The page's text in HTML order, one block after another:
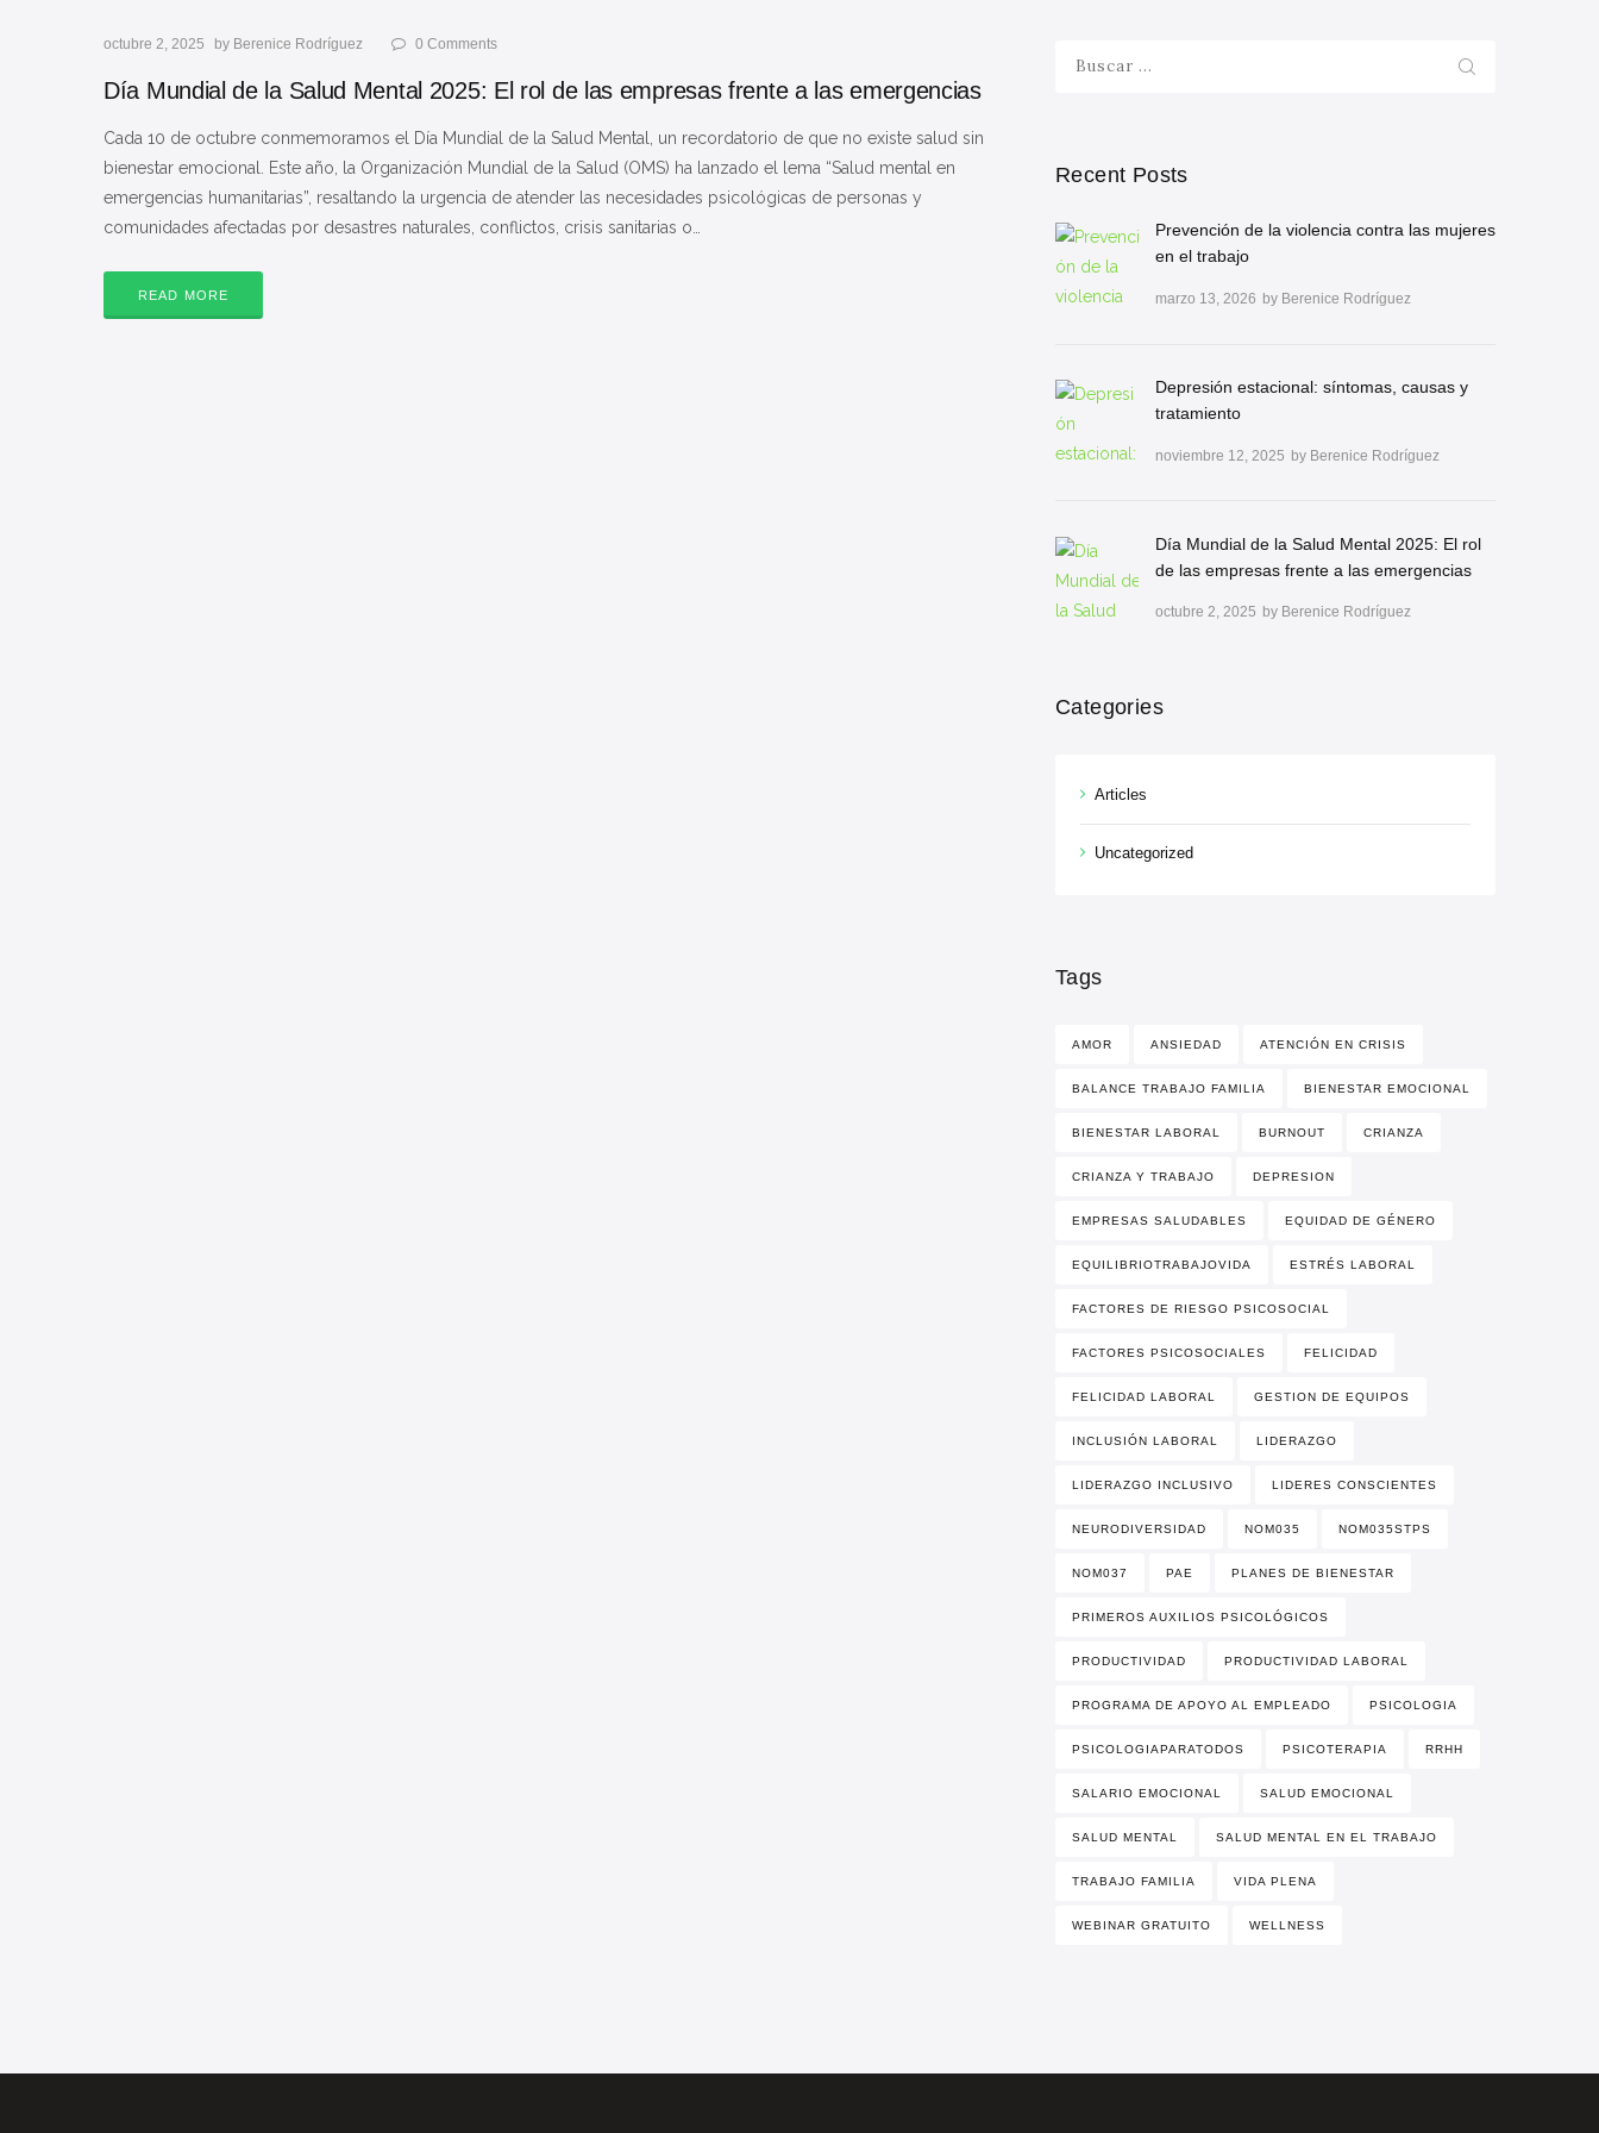
octubre 2, 2025 by Berenice Rodríguez 0 Comments
Día Mundial de la Salud Mental 2025: El rol de las empresas frente a las emergencias
Cada 10 de octubre conmemoramos el Día Mundial de la Salud Mental, un recordatorio de que no existe salud sin
bienestar emocional. Este año, la Organización Mundial de la Salud (OMS) ha lanzado el lema “Salud mental en
emergencias humanitarias”, resaltando la urgencia de atender las necesidades psicológicas de personas y
comunidades afectadas por desastres naturales, conflictos, crisis sanitarias o…
READ MORE
Recent Posts
Prevención de la violencia contra las mujeres
en el trabajo
marzo 13, 2026 by Berenice Rodríguez
Depresión estacional: síntomas, causas y
tratamiento
noviembre 12, 2025 by Berenice Rodríguez
Día Mundial de la Salud Mental 2025: El rol
de las empresas frente a las emergencias
octubre 2, 2025 by Berenice Rodríguez
Categories
Articles
Uncategorized
Tags
AMOR ANSIEDAD ATENCIÓN EN CRISIS
BALANCE TRABAJO FAMILIA BIENESTAR EMOCIONAL
BIENESTAR LABORAL BURNOUT CRIANZA
CRIANZA Y TRABAJO DEPRESION
EMPRESAS SALUDABLES EQUIDAD DE GÉNERO
EQUILIBRIOTRABAJOVIDA ESTRÉS LABORAL
FACTORES DE RIESGO PSICOSOCIAL
FACTORES PSICOSOCIALES FELICIDAD
FELICIDAD LABORAL GESTION DE EQUIPOS
INCLUSIÓN LABORAL LIDERAZGO
LIDERAZGO INCLUSIVO LIDERES CONSCIENTES
NEURODIVERSIDAD NOM035 NOM035STPS
NOM037 PAE PLANES DE BIENESTAR
PRIMEROS AUXILIOS PSICOLÓGICOS
PRODUCTIVIDAD PRODUCTIVIDAD LABORAL
PROGRAMA DE APOYO AL EMPLEADO PSICOLOGIA
PSICOLOGIAPARATODOS PSICOTERAPIA RRHH
SALARIO EMOCIONAL SALUD EMOCIONAL
SALUD MENTAL SALUD MENTAL EN EL TRABAJO
TRABAJO FAMILIA VIDA PLENA
WEBINAR GRATUITO WELLNESS